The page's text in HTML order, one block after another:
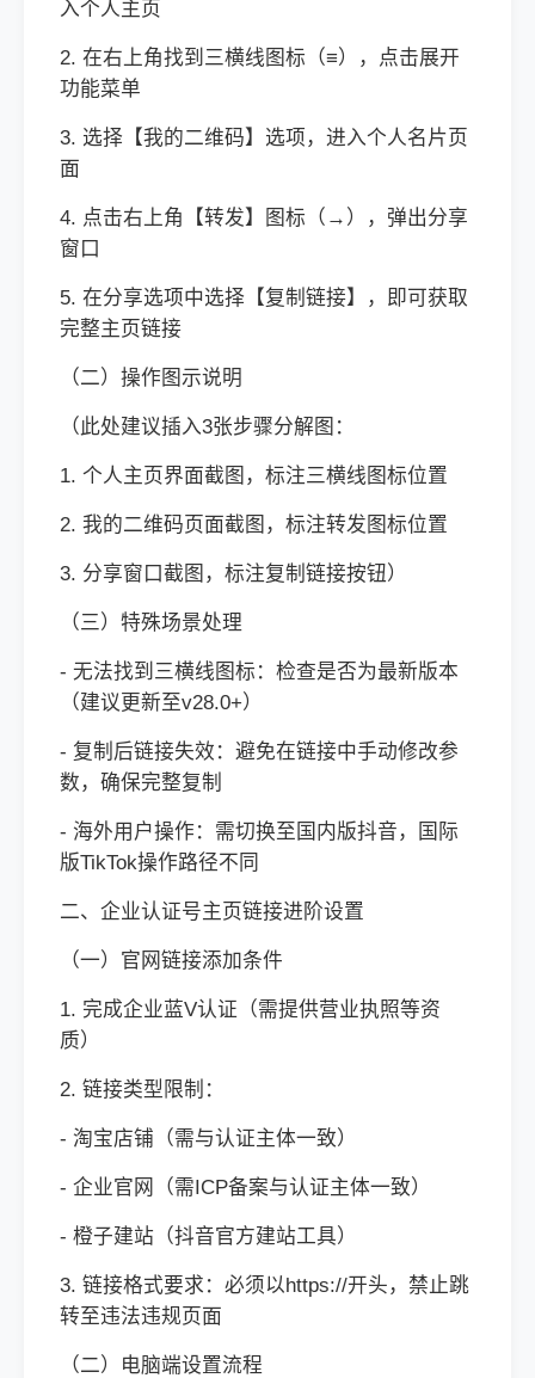
入个人主页
2. 在右上角找到三横线图标（≡），点击展开
功能菜单
3. 选择【我的二维码】选项，进入个人名片页
面
4. 点击右上角【转发】图标（→），弹出分享
窗口
5. 在分享选项中选择【复制链接】，即可获取
完整主页链接
（二）操作图示说明
（此处建议插入3张步骤分解图：
1. 个人主页界面截图，标注三横线图标位置
2. 我的二维码页面截图，标注转发图标位置
3. 分享窗口截图，标注复制链接按钮）
（三）特殊场景处理
- 无法找到三横线图标：检查是否为最新版本
（建议更新至v28.0+）
- 复制后链接失效：避免在链接中手动修改参
数，确保完整复制
- 海外用户操作：需切换至国内版抖音，国际
版TikTok操作路径不同
二、企业认证号主页链接进阶设置
（一）官网链接添加条件
1. 完成企业蓝V认证（需提供营业执照等资
质）
2. 链接类型限制：
- 淘宝店铺（需与认证主体一致）
- 企业官网（需ICP备案与认证主体一致）
- 橙子建站（抖音官方建站工具）
3. 链接格式要求：必须以https://开头，禁止跳
转至违法违规页面
（二）电脑端设置流程